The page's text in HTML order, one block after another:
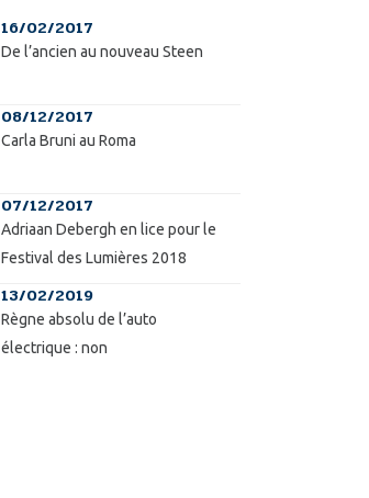
16/02/2017
De l’ancien au nouveau Steen
08/12/2017
Carla Bruni au Roma
07/12/2017
Adriaan Debergh en lice pour le
Festival des Lumières 2018
13/02/2019
Règne absolu de l’auto
électrique : non